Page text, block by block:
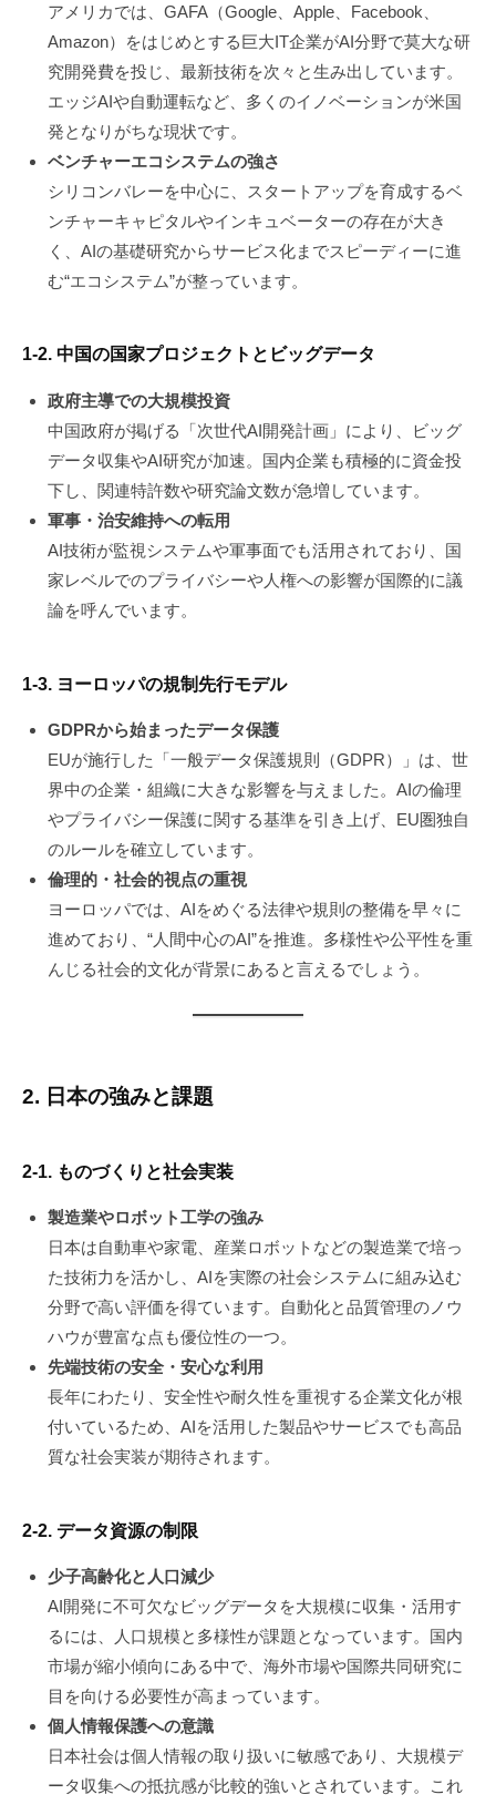
アメリカでは、GAFA（Google、Apple、Facebook、
Amazon）をはじめとする巨大IT企業がAI分野で莫大な研
究開発費を投じ、最新技術を次々と生み出しています。
エッジAIや自動運転など、多くのイノベーションが米国
発となりがちな現状です。
ベンチャーエコシステムの強さ
シリコンバレーを中心に、スタートアップを育成するベ
ンチャーキャピタルやインキュベーターの存在が大き
く、AIの基礎研究からサービス化までスピーディーに進
む“エコシステム”が整っています。
1-2. 中国の国家プロジェクトとビッグデータ
政府主導での大規模投資
中国政府が掲げる「次世代AI開発計画」により、ビッグ
データ収集やAI研究が加速。国内企業も積極的に資金投
下し、関連特許数や研究論文数が急増しています。
軍事・治安維持への転用
AI技術が監視システムや軍事面でも活用されており、国
家レベルでのプライバシーや人権への影響が国際的に議
論を呼んでいます。
1-3. ヨーロッパの規制先行モデル
GDPRから始まったデータ保護
EUが施行した「一般データ保護規則（GDPR）」は、世
界中の企業・組織に大きな影響を与えました。AIの倫理
やプライバシー保護に関する基準を引き上げ、EU圏独自
のルールを確立しています。
倫理的・社会的視点の重視
ヨーロッパでは、AIをめぐる法律や規則の整備を早々に
進めており、“人間中心のAI”を推進。多様性や公平性を重
んじる社会的文化が背景にあると言えるでしょう。
2. 日本の強みと課題
2-1. ものづくりと社会実装
製造業やロボット工学の強み
日本は自動車や家電、産業ロボットなどの製造業で培っ
た技術力を活かし、AIを実際の社会システムに組み込む
分野で高い評価を得ています。自動化と品質管理のノウ
ハウが豊富な点も優位性の一つ。
先端技術の安全・安心な利用
長年にわたり、安全性や耐久性を重視する企業文化が根
付いているため、AIを活用した製品やサービスでも高品
質な社会実装が期待されます。
2-2. データ資源の制限
少子高齢化と人口減少
AI開発に不可欠なビッグデータを大規模に収集・活用す
るには、人口規模と多様性が課題となっています。国内
市場が縮小傾向にある中で、海外市場や国際共同研究に
目を向ける必要性が高まっています。
個人情報保護への意識
日本社会は個人情報の取り扱いに敏感であり、大規模デ
ータ収集への抵抗感が比較的強いとされています。これ